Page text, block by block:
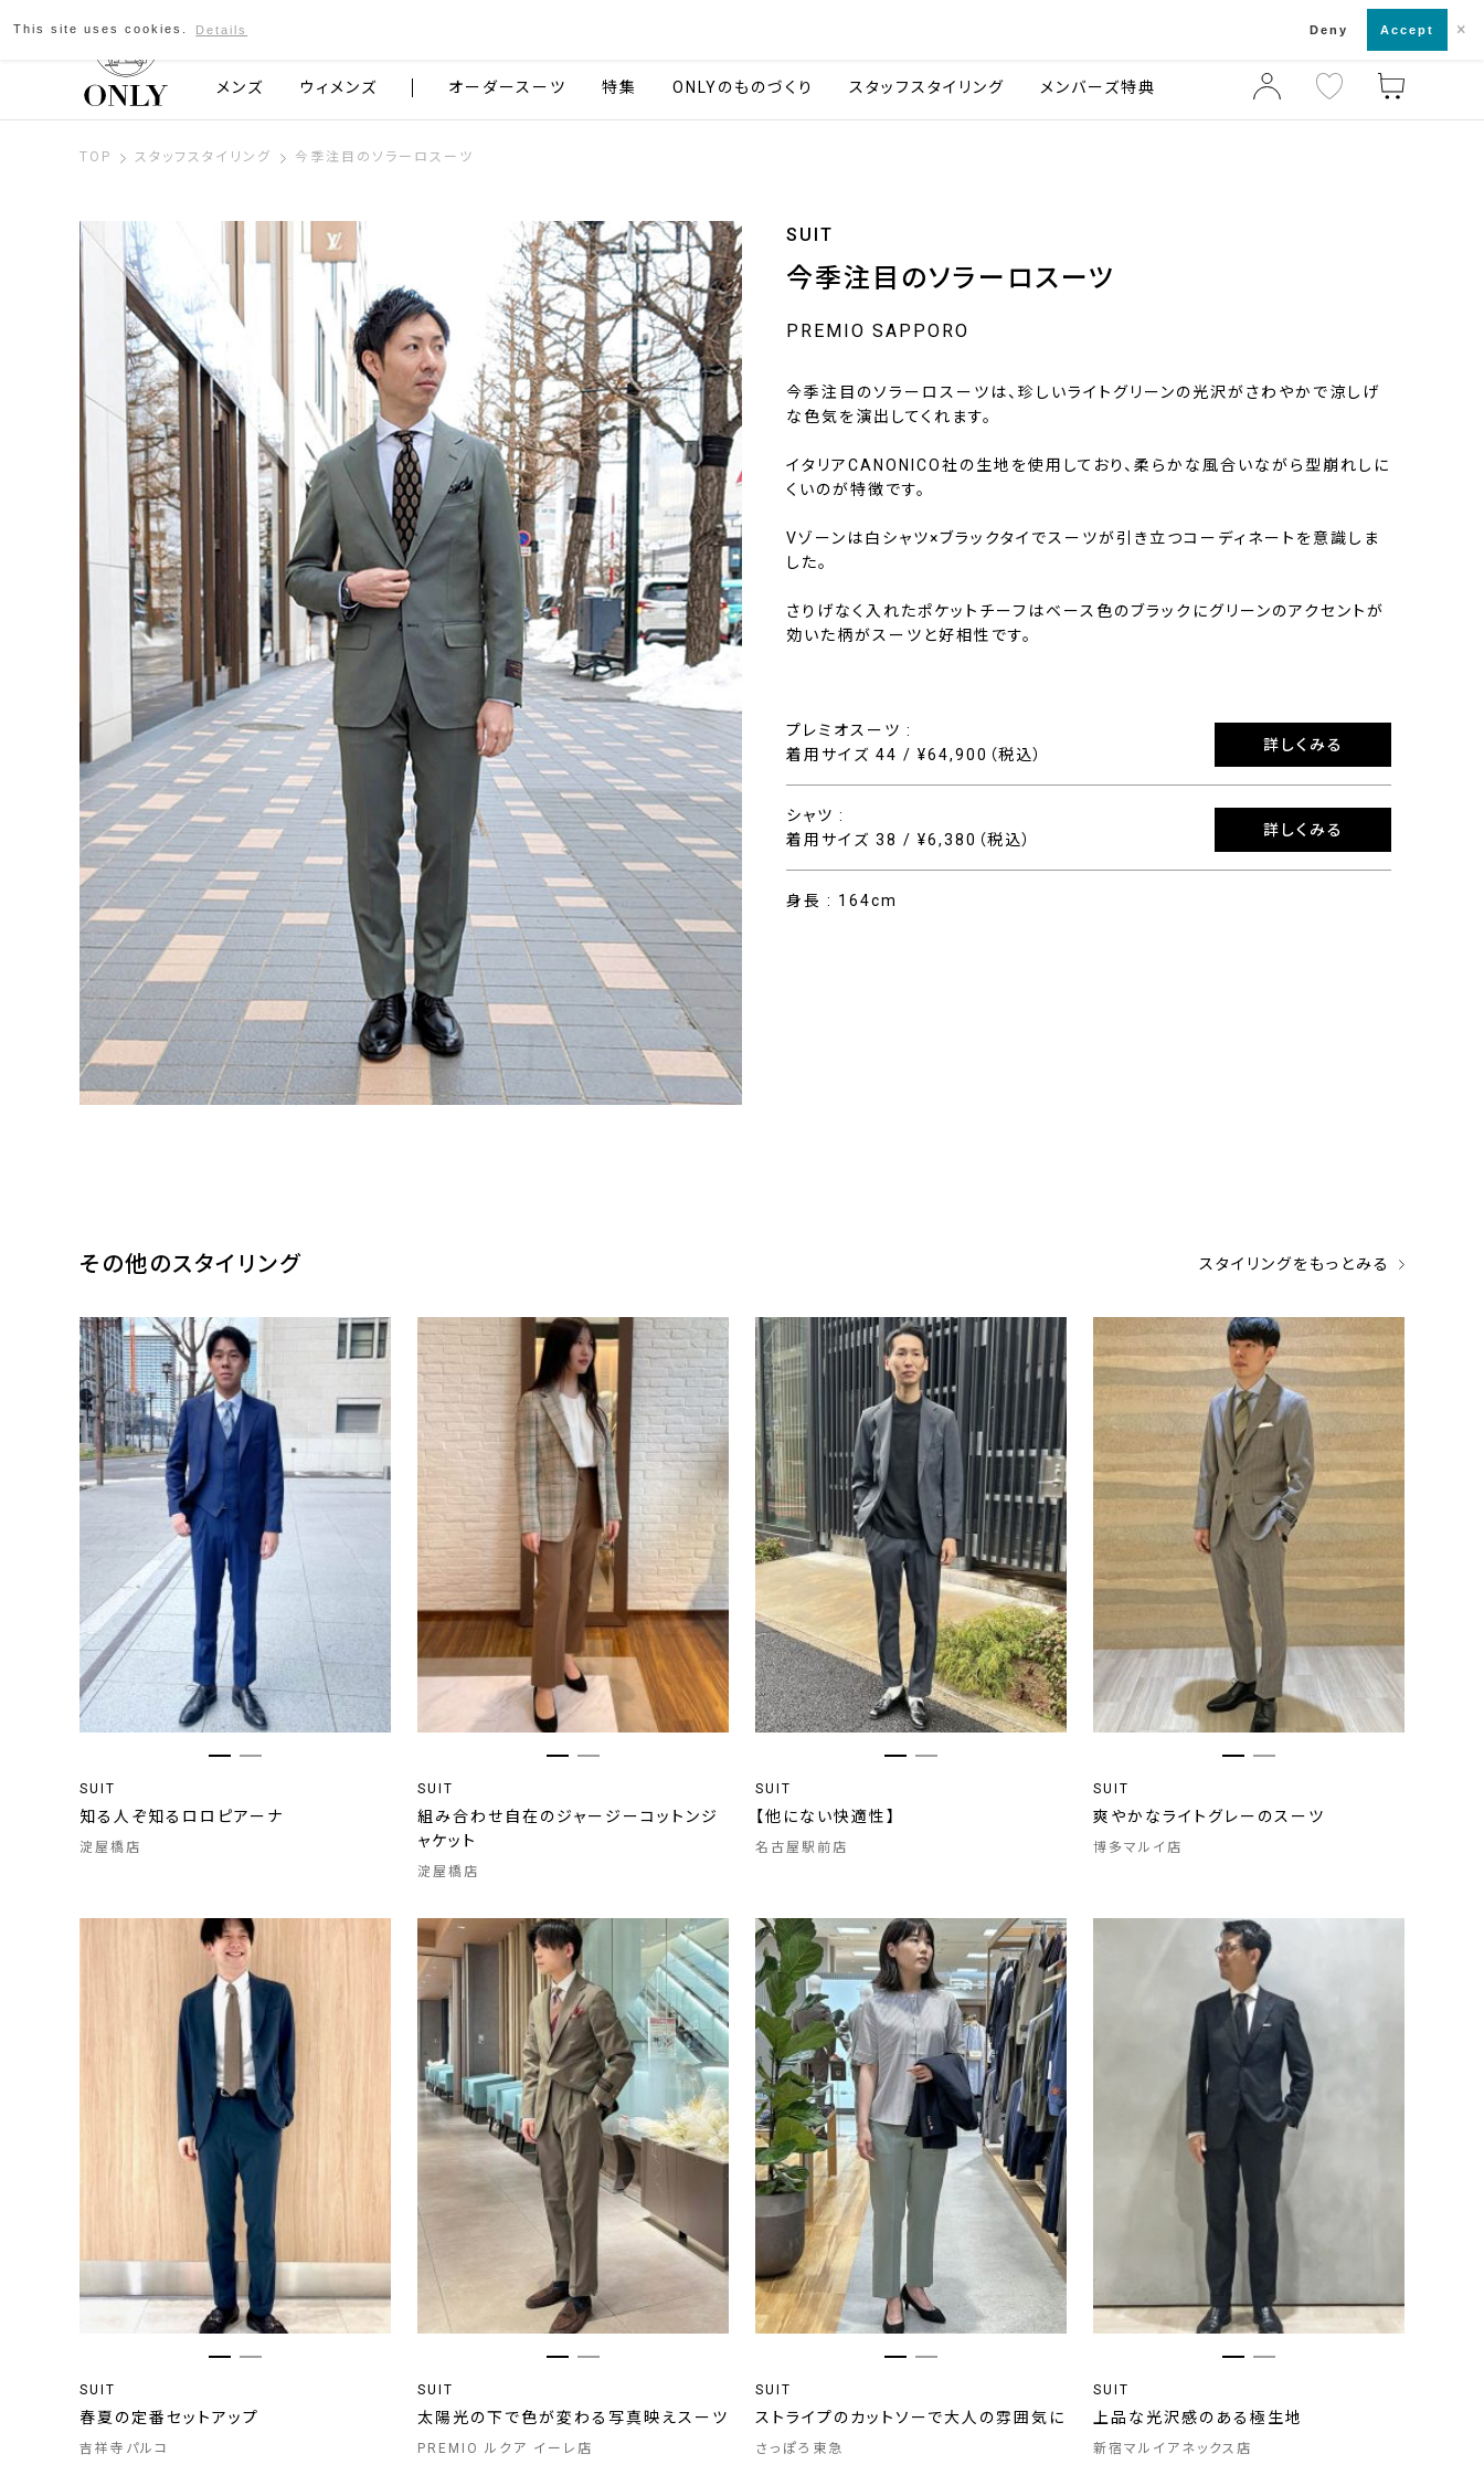
京都発のスーツブランド ONLY 店舗一覧・来店予約
メンズ ウィメンズ オーダースーツ 特集 ONLYのものづくり スタッフスタイリング メンバーズ特典
TOP スタッフスタイリング 今季注目のソラーロスーツ
SUIT
今季注目のソラーロスーツ
PREMIO SAPPORO
今季注目のソラーロスーツは、珍しいライトグリーンの光沢がさわやかで涼しげ
な色気を演出してくれます。
イタリアCANONICO社の生地を使用しており、柔らかな風合いながら型崩れしに
くいのが特徴です。
Vゾーンは白シャツ×ブラックタイでスーツが引き立つコーディネートを意識しま
した。
さりげなく入れたポケットチーフはベース色のブラックにグリーンのアクセントが
効いた柄がスーツと好相性です。
プレミオスーツ :
着用サイズ 44 / ¥64,900（税込）
詳しくみる
シャツ :
着用サイズ 38 / ¥6,380（税込）
詳しくみる
身長 : 164cm
その他のスタイリング スタイリングをもっとみる
SUIT
知る人ぞ知るロロピアーナ
淀屋橋店
SUIT
組み合わせ自在のジャージーコットンジ
ャケット
淀屋橋店
SUIT
【他にない快適性】
名古屋駅前店
SUIT
爽やかなライトグレーのスーツ
博多マルイ店
SUIT
春夏の定番セットアップ
吉祥寺パルコ
SUIT
太陽光の下で色が変わる写真映えスーツ
PREMIO ルクア イーレ店
SUIT
ストライプのカットソーで大人の雰囲気に
さっぽろ東急
SUIT
上品な光沢感のある極生地
新宿マルイアネックス店
This site uses cookies. Details Deny Accept ×